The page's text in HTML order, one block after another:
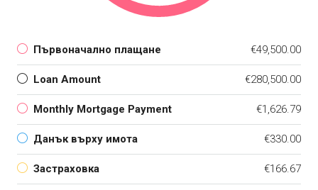
Първоначално плащане €49,500.00
Loan Amount €280,500.00
Monthly Mortgage Payment €1,626.79
Данък върху имота €330.00
Застраховка €166.67